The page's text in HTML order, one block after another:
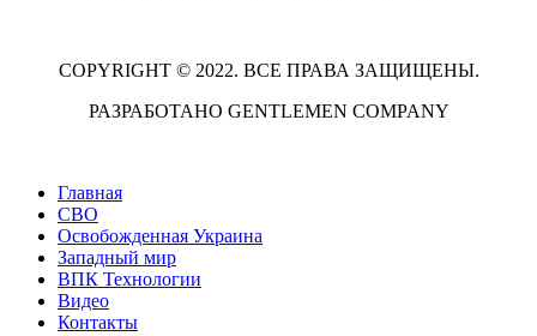
COPYRIGHT © 2022. ВСЕ ПРАВА ЗАЩИЩЕНЫ.
РАЗРАБОТАНО GENTLEMEN COMPANY
Главная
СВО
Освобожденная Украина
Западный мир
ВПК Технологии
Видео
Контакты